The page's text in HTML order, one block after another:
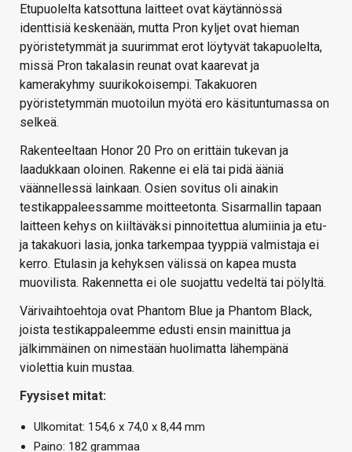
Etupuolelta katsottuna laitteet ovat käytännössä
identtisiä keskenään, mutta Pron kyljet ovat hieman
pyöristetymmät ja suurimmat erot löytyvät takapuolelta,
missä Pron takalasin reunat ovat kaarevat ja
kamerakyhmy suurikokoisempi. Takakuoren
pyöristetymmän muotoilun myötä ero käsituntumassa on
selkeä.
Rakenteeltaan Honor 20 Pro on erittäin tukevan ja
laadukkaan oloinen. Rakenne ei elä tai pidä ääniä
väännellessä lainkaan. Osien sovitus oli ainakin
testikappaleessamme moitteetonta. Sisarmallin tapaan
laitteen kehys on kiiltäväksi pinnoitettua alumiinia ja etu-
ja takakuori lasia, jonka tarkempaa tyyppiä valmistaja ei
kerro. Etulasin ja kehyksen välissä on kapea musta
muovilista. Rakennetta ei ole suojattu vedeltä tai pölyltä.
Värivaihtoehtoja ovat Phantom Blue ja Phantom Black,
joista testikappaleemme edusti ensin mainittua ja
jälkimmäinen on nimestään huolimatta lähempänä
violettia kuin mustaa.
Fyysiset mitat:
Ulkomitat: 154,6 x 74,0 x 8,44 mm
Paino: 182 grammaa